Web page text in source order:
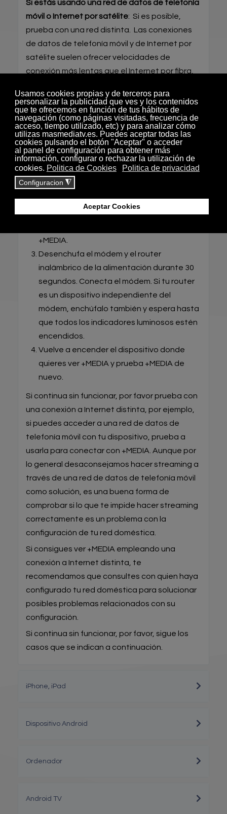
Si estás usando una red de datos de telefonía
móvil o Internet por satélite: Si es posible,
prueba con una red distinta. Las conexiones
de datos de telefonía móvil y de Internet por
satélite suelen ofrecer velocidades de
conexión más lentas que el Internet por fibra,
conexión a Internet que estás usando admite
streaming, selecciona tu dispositivo en la lista
siguiente para solucionar el problema de
conexión.
Si estás usando tu red de datos doméstica:
Comprueba en primer lugar que los cables
estén bien conectados al módem (y
también a tu router inalámbrico, si es un
dispositivo independiente).
+MEDIA.
Desenchufa el módem y el router
inalámbrico de la alimentación durante 30
segundos. Conecta el módem. Si tu router
es un dispositivo independiente del
módem, enchúfalo también y espera hasta
que todos los indicadores luminosos estén
encendidos.
Vuelve a encender el dispositivo donde
quieres ver +MEDIA y prueba +MEDIA de
nuevo.
Si continua sin funcionar, por favor prueba con
una conexión a Internet distinta, por ejemplo,
si puedes acceder a una red de datos de
telefonía móvil con tu dispositivo, prueba a
usarla para conectar con +MEDIA. Aunque por
lo general desaconsejamos hacer streaming a
través de una red de datos de telefonía móvil
como solución, es una buena forma de
comprobar si lo que te impide hacer streaming
correctamente es un problema con la
configuración de tu red doméstica.
Si consigues ver +MEDIA empleando una
conexión a Internet distinta, te
recomendamos que consultes con quien haya
configurado tu red doméstica para solucionar
posibles problemas relacionados con su
configuración.
Si continua sin funcionar, por favor, sigue los
casos que se indican a continuación.
iPhone, iPad
Dispositivo Android
Ordenador
Android TV